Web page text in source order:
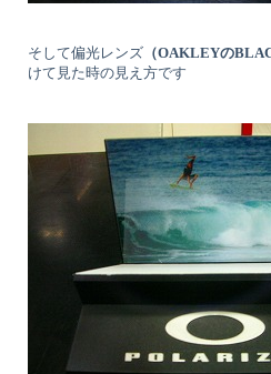
そして偏光レンズ （OAKLEYの
けて見た時の見え方です